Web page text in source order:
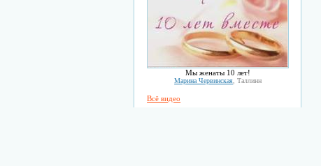
Мы женаты 10 лет!
Марина Червинская , Таллинн
Всё видео